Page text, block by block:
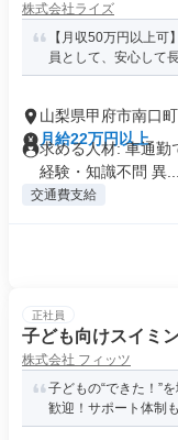
株式会社ライズ
【月収50万円以上
員として、安心して
山梨県甲府市南口町
月給22万円以上
求める人材: 車通勤
経験・知識不問 異...
交通費支給
正社員
子ども向けスイミ
株式会社 フィッツ
子どもの“できた！”
歓迎！サポート体制